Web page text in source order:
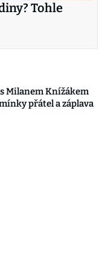
Tohle
Milanem Knížákem
přátel a záplava